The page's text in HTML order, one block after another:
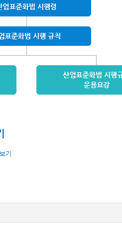
기